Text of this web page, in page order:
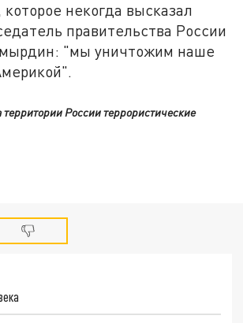
некогда высказал
правительства России
"мы уничтожим наше
России террористические